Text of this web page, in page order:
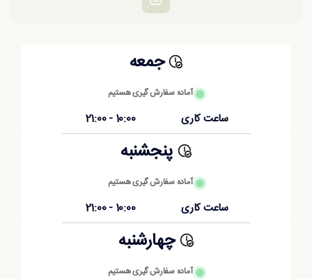
جمعه
آماده سفارش گیری هستیم
ساعت کاری 10:00 - 21:00
پنجشنبه
آماده سفارش گیری هستیم
ساعت کاری 10:00 - 21:00
چهارشنبه
آماده سفارش گیری هستیم